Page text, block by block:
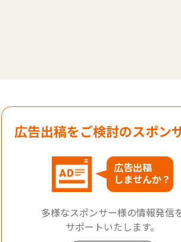
広告出稿をご検討のスポン
広告出稿
しませんか？
多様なスポンサー様の情報発信
サポートいたします。